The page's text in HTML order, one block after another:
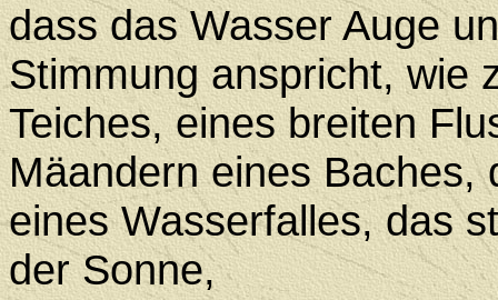
dass das Wasser Auge
Stimmung anspricht, wie
Teiches, eines breiten
Mäandern eines Baches,
eines Wasserfalles, das
der Sonne,